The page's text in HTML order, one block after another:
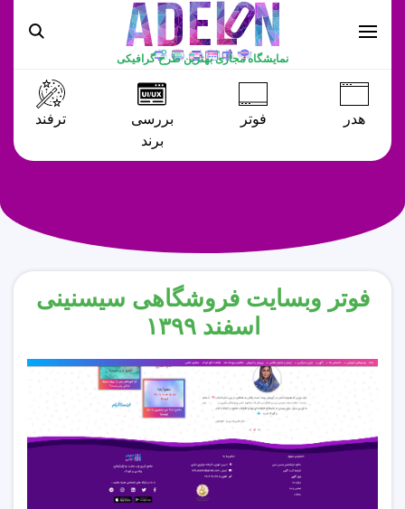
نمایشگاه مجازی بهترین طرح گرافیکی
هدر فوتر
بررسی
برند
ترفند
فوتر وبسایت فروشگاهی سیسنینی
اسفند ۱۳۹۹